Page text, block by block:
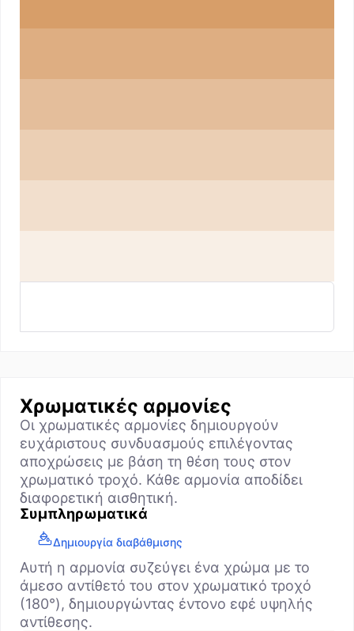
Χρωματικές αρμονίες
Οι χρωματικές αρμονίες δημιουργούν
ευχάριστους συνδυασμούς επιλέγοντας
αποχρώσεις με βάση τη θέση τους στον
χρωματικό τροχό. Κάθε αρμονία αποδίδει
διαφορετική αισθητική.
Συμπληρωματικά
Δημιουργία διαβάθμισης
Αυτή η αρμονία συζεύγει ένα χρώμα με το
άμεσο αντίθετό του στον χρωματικό τροχό
(180°), δημιουργώντας έντονο εφέ υψηλής
αντίθεσης.